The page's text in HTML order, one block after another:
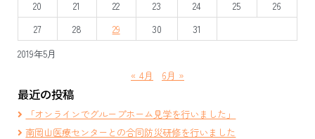
ン
2019年5月
20
21 22 23 24 25
26
27
28 29 30 31
« 4月 6月 »
最近の投稿
「オンラインでグループホーム見学を行いました」
南岡山医療センターとの合同防災研修を行いました